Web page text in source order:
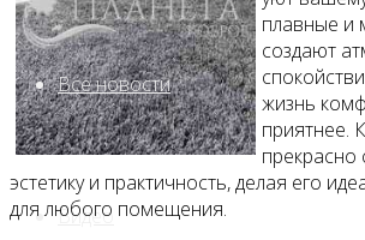
Все новости
Видео
плавные и
создают
жизнь
приятнее.
эстетику и практичность, делая его
для любого помещения.